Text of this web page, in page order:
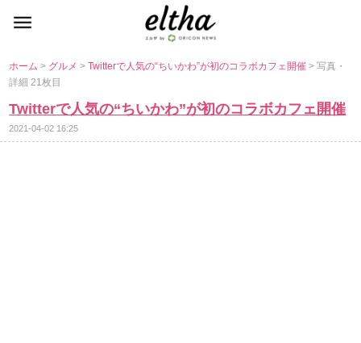
ホーム> グルメ>Twitterで人気の“ちいかわ”が初のコラボカフェ開催> 写真・
詳細 21枚目
Twitterで人気の“ちいかわ”が初のコラボカフェ開催
2021-04-02 16:25